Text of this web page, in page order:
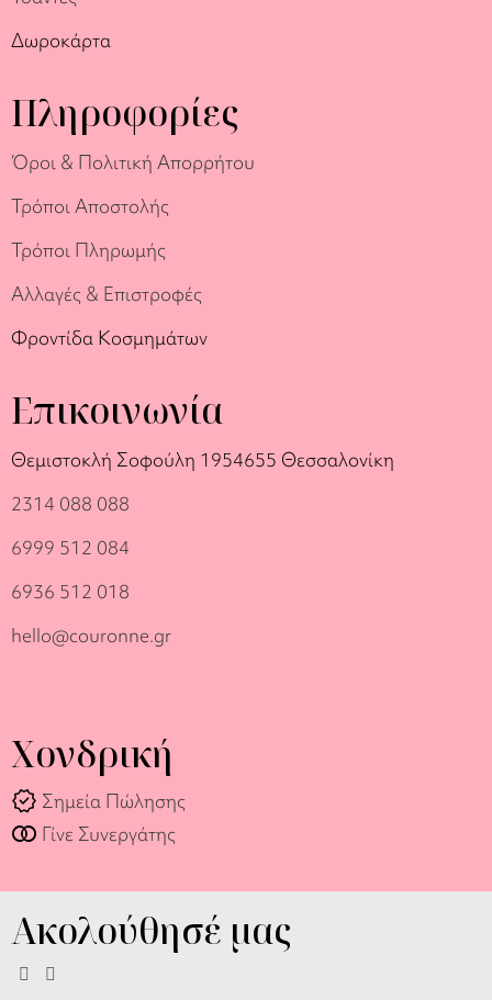
Δωροκάρτα
Πληροφορίες
Όροι & Πολιτική Απορρήτου
Τρόποι Αποστολής
Τρόποι Πληρωμής
Αλλαγές & Επιστροφές
Φροντίδα Κοσμημάτων
Επικοινωνία
Θεμιστοκλή Σοφούλη 1954655 Θεσσαλονίκη
2314 088 088
6999 512 084
6936 512 018
hello@couronne.gr
Χονδρική
verified Σημεία Πώλησης
join_full Γίνε Συνεργάτης
Ακολούθησέ μας